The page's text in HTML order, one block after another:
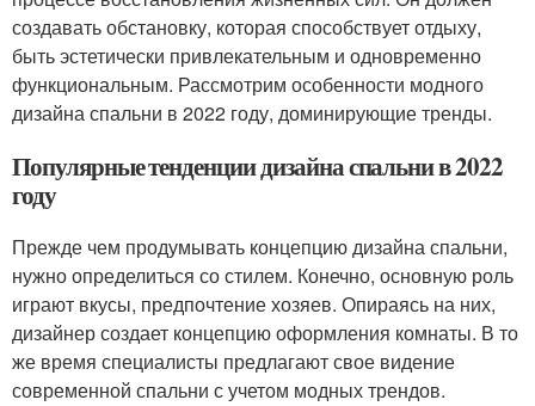
создавать обстановку, которая способствует отдыху,
быть эстетически привлекательным и одновременно
функциональным. Рассмотрим особенности модного
дизайна спальни в 2022 году, доминирующие тренды.
Популярные тенденции дизайна спальни в 2022
году
Прежде чем продумывать концепцию дизайна спальни,
нужно определиться со стилем. Конечно, основную роль
играют вкусы, предпочтение хозяев. Опираясь на них,
дизайнер создает концепцию оформления комнаты. В то
же время специалисты предлагают свое видение
современной спальни с учетом модных трендов.